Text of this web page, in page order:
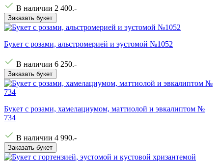
В наличии 2 400.-
Заказать букет
Букет с розами, альстромерией и эустомой №1052
В наличии 6 250.-
Заказать букет
Букет с розами, хамелациумом, маттиолой и эвкалиптом №
734
В наличии 4 990.-
Заказать букет